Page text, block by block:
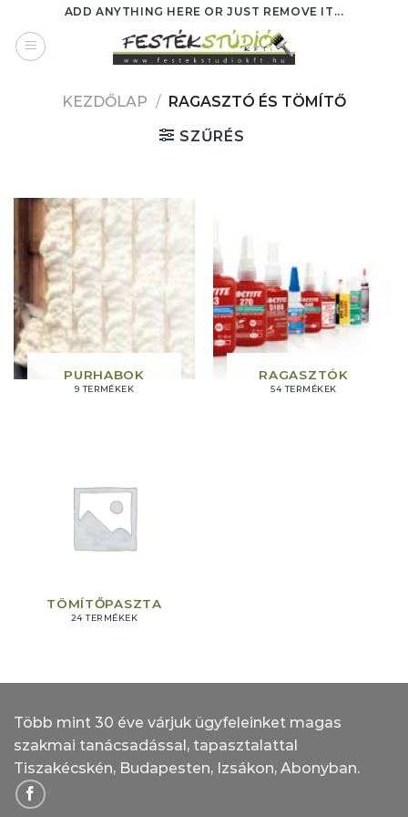
content
ADD ANYTHING HERE OR JUST REMOVE IT...
KEZDŐLAP / RAGASZTÓ ÉS TÖMÍTŐ
SZŰRÉS
PURHABOK
9 TERMÉKEK
RAGASZTÓK
54 TERMÉKEK
TÖMÍTŐPASZTA
24 TERMÉKEK
Több mint 30 éve várjuk ügyfeleinket magas
szakmai tanácsadással, tapasztalattal
Tiszakécskén, Budapesten, Izsákon, Abonyban.